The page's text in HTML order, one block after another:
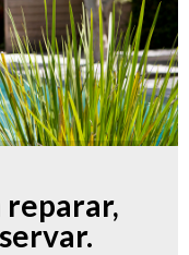
reparar,